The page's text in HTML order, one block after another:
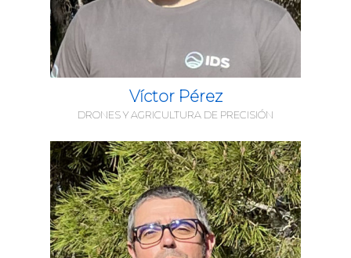
Víctor Pérez
DRONES Y AGRICULTURA DE PRECISIÓN